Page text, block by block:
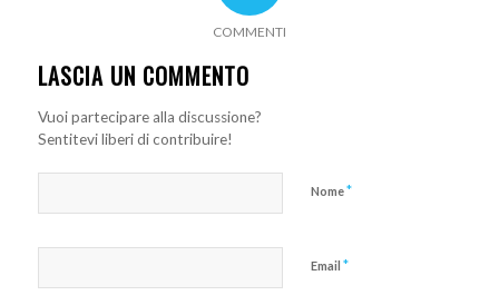
COMMENTI
LASCIA UN COMMENTO
Vuoi partecipare alla discussione?
Sentitevi liberi di contribuire!
Nome*
Email *